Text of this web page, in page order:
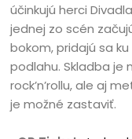
účinkujú herci
jednej zo scén
bokom, pridajú sa
podlahu. Skladba je
rock’n’rollu, ale aj
je možné zastaviť.